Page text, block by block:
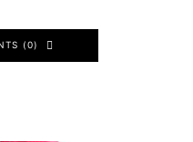
(0)